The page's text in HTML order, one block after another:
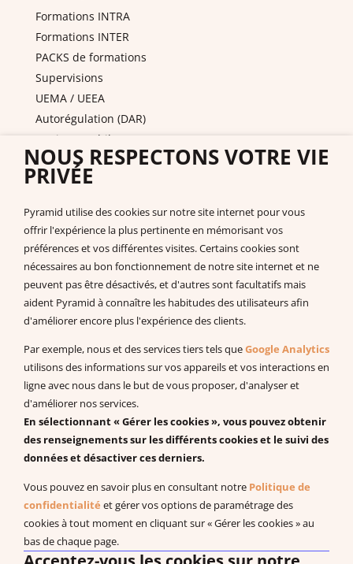
Formations INTRA
Formations INTER
PACKS de formations
Supervisions
UEMA / UEEA
Autorégulation (DAR)
Equipes mobiles / PAS
DITEP et services de l'ASE
Nous contacter
+33 175432963
support@pecs-france.fr
Numéro de déclaration : 11940926794
SIRET : 444 268 320 000 41
La documentation
Documentation à télécharger
Vidéos
Programmes PDF
Recherches et publications scientifiques
EBP : Basé sur des données probantes
Livres à télécharger (en anglais)
Système de Communication par Echange d’Image®, PECS®,
Approche Pyramidale de l’Education : ABA Fonctionnelle sont les
marques enregistrées de Pyramid Educational Consultants, LLC.
Droit de rétractation
NOUS RESPECTONS VOTRE VIE
PRIVÉE
Pyramid utilise des cookies sur notre site internet pour vous
offrir l'expérience la plus pertinente en mémorisant vos
préférences et vos différentes visites. Certains cookies sont
nécessaires au bon fonctionnement de notre site internet et ne
peuvent pas être désactivés, et d'autres sont facultatifs mais
aident Pyramid à connaître les habitudes des utilisateurs afin
d'améliorer encore plus l'expérience des clients.
Par exemple, nous et des services tiers tels queGoogle Analytics
utilisons des informations sur vos appareils et vos interactions en
ligne avec nous dans le but de vous proposer, d'analyser et
d'améliorer nos services.
En sélectionnant « Gérer les cookies », vous pouvez obtenir
des renseignements sur les différents cookies et le suivi des
données et désactiver ces derniers.
Vous pouvez en savoir plus en consultant notre Politique de
confidentialité et gérer vos options de paramétrage des
cookies à tout moment en cliquant sur « Gérer les cookies » au
bas de chaque page.